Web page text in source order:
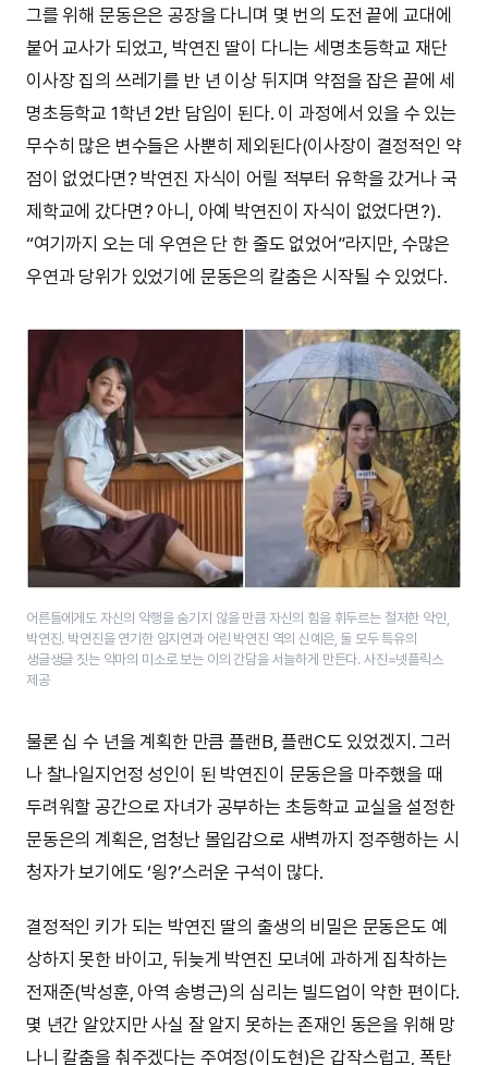
그를 위해 문동은은 공장을 다니며 몇 번의 도전 끝에 교대에
붙어 교사가 되었고, 박연진 딸이 다니는 세명초등학교 재단
이사장 집의 쓰레기를 반 년 이상 뒤지며 약점을 잡은 끝에 세
명초등학교 1학년 2반 담임이 된다. 이 과정에서 있을 수 있는
무수히 많은 변수들은 사뿐히 제외된다(이사장이 결정적인 약
점이 없었다면? 박연진 자식이 어릴 적부터 유학을 갔거나 국
제학교에 갔다면? 아니, 아예 박연진이 자식이 없었다면?).
“여기까지 오는 데 우연은 단 한 줄도 없었어”라지만, 수많은
우연과 당위가 있었기에 문동은의 칼춤은 시작될 수 있었다.
어른들에게도 자신의 악행을 숨기지 않을 만큼 자신의 힘을 휘두르는 철저한 악인,
박연진. 박연진을 연기한 임지연과 어린 박연진 역의 신예은, 둘 모두 특유의
생글생글 짓는 악마의 미소로 보는 이의 간담을 서늘하게 만든다. 사진=넷플릭스
제공
물론 십 수 년을 계획한 만큼 플랜B, 플랜C도 있었겠지. 그러
나 찰나일지언정 성인이 된 박연진이 문동은을 마주했을 때
두려워할 공간으로 자녀가 공부하는 초등학교 교실을 설정한
문동은의 계획은, 엄청난 몰입감으로 새벽까지 정주행하는 시
청자가 보기에도 ‘읭?’스러운 구석이 많다.
결정적인 키가 되는 박연진 딸의 출생의 비밀은 문동은도 예
상하지 못한 바이고, 뒤늦게 박연진 모녀에 과하게 집착하는
전재준(박성훈, 아역 송병근)의 심리는 빌드업이 약한 편이다.
몇 년간 알았지만 사실 잘 알지 못하는 존재인 동은을 위해 망
나니 칼춤을 춰주겠다는 주여정(이도현)은 갑작스럽고, 폭탄